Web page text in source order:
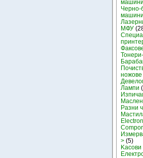
машини
Черно-
МФУ
ножове
Лампи
Разни
> (5)